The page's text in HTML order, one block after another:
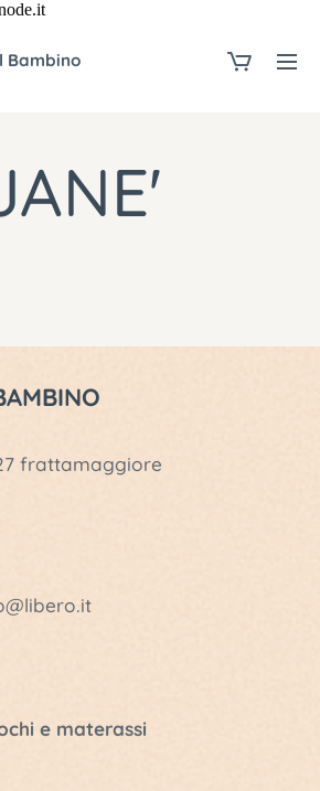
Bambino
frattamaggiore
e materassi